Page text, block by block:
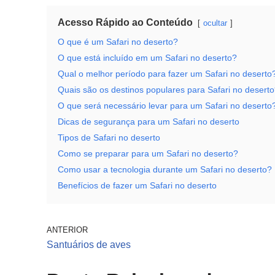
Acesso Rápido ao Conteúdo ocultar
O que é um Safari no deserto?
O que está incluído em um Safari no deserto?
Qual o melhor período para fazer um Safari no
Quais são os destinos populares para Safari no
O que será necessário levar para um Safari no
Dicas de segurança para um Safari no deserto
Tipos de Safari no deserto
Como se preparar para um Safari no deserto?
Como usar a tecnologia durante um Safari no deserto?
Benefícios de fazer um Safari no deserto
ANTERIOR
Santuários de aves